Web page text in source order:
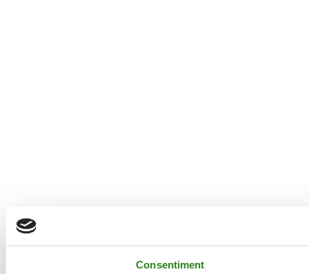
Consentiment